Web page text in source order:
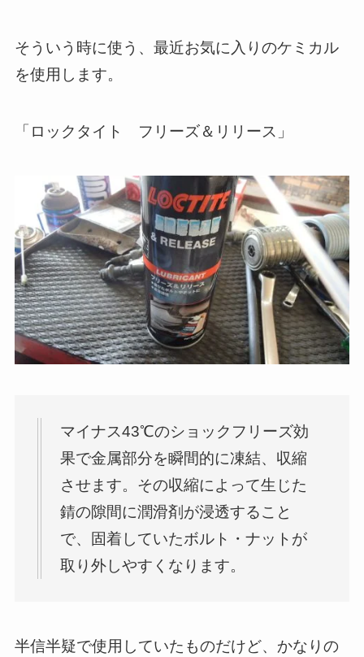
そういう時に使う、最近お気に入りのケミカル
を使用します。
「ロックタイト フリーズ＆リリース」
マイナス43℃のショックフリーズ効
果で金属部分を瞬間的に凍結、収縮
させます。その収縮によって生じた
錆の隙間に潤滑剤が浸透すること
で、固着していたボルト・ナットが
取り外しやすくなります。
半信半疑で使用していたものだけど、かなりの